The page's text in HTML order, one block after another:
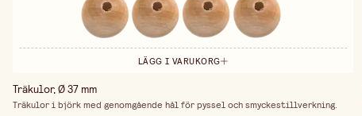
LÄGG I VARUKORG
Träkulor, Ø 37 mm
Träkulor i björk med genomgående hål för pyssel och smyckestillverkning.